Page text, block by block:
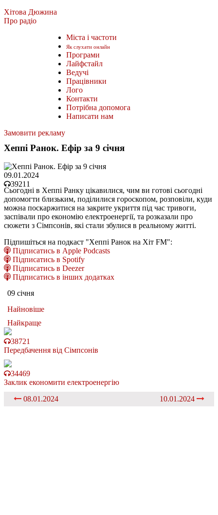
Хітова Дюжина
Про радіо
Міста і частоти
Як слухати онлайн
Програми
Лайфстайл
Ведучі
Працівники
Лого
Контакти
Потрібна допомога
Написати нам
Замовити рекламу
Хеппі Ранок. Ефір за 9 січня
09.01.2024
39211
Сьогодні в Хеппі Ранку цікавилися, чим ви готові сьогодні
допомогти близьким, поділилися гороскопом, розповіли, куди
можна поскаржитися на закрите укриття під час тривоги,
заспівали про економію електроенергії, та розказали про
сюжети з Сімпсонів, які стали збулися в реальному житті.
Підпишіться на подкаст "Хеппі Ранок на Хіт FM":
Підписатись в Apple Podcasts
Підписатись в Spotify
Підписатись в Deezer
Підписатись в інших додатках
09 січня
Найновіше
Найкраще
38721
Передбачення від Сімпсонів
34469
Заклик економити електроенергію
08.01.2024
10.01.2024